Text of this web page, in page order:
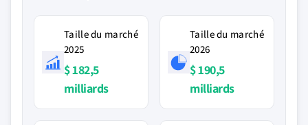
Taille du marché
2025
$ 182,5
milliards
Taille du marché
2026
$ 190,5
milliards